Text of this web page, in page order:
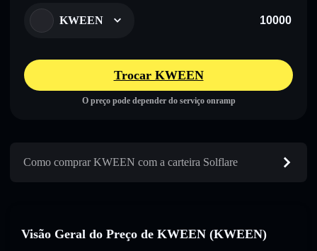
KWEEN
Trocar KWEEN
O preço pode depender do serviço onramp
Como comprar KWEEN com a carteira Solflare
Visão Geral do Preço de KWEEN (KWEEN)